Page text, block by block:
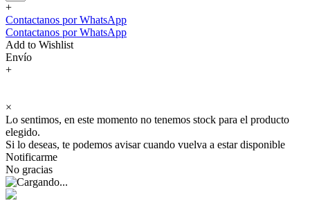
+
Contactanos por WhatsApp
Contactanos por WhatsApp
Add to Wishlist
Envío
+
×
Lo sentimos, en este momento no tenemos stock para el producto
elegido.
Si lo deseas, te podemos avisar cuando vuelva a estar disponible
Notificarme
No gracias